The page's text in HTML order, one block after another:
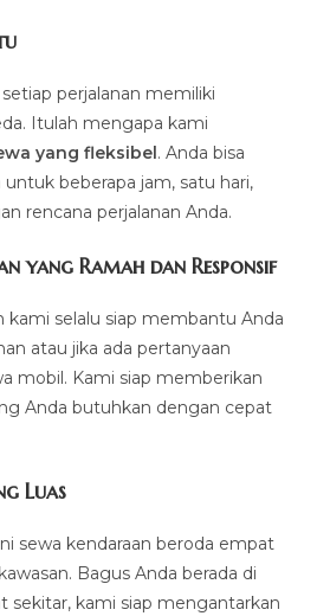
perjalanan memiliki
Itulah mengapa kami
yang fleksibel. Anda bisa
beberapa jam, satu hari,
rencana perjalanan Anda.
yang Ramah dan Responsif
kami selalu siap membantu Anda
atau jika ada pertanyaan
mobil. Kami siap memberikan
Anda butuhkan dengan cepat
Luas
sewa kendaraan beroda empat
Bagus Anda berada di
sekitar, kami siap mengantarkan